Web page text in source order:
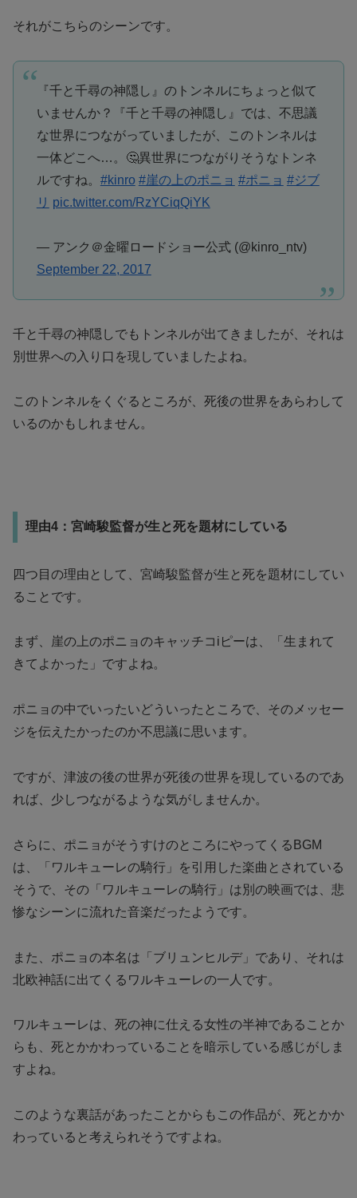
それがこちらのシーンです。
『千と千尋の神隠し』のトンネルにちょっと似て
いませんか？『千と千尋の神隠し』では、不思議
な世界につながっていましたが、このトンネルは
一体どこへ…。🤔異世界につながりそうなトンネ
ルですね。 #kinro #崖の上のポニョ #ポニョ #ジブ
リ pic.twitter.com/RzYCiqQiYK
— アンク＠金曜ロードショー公式 (@kinro_ntv)
September 22, 2017
千と千尋の神隠しでもトンネルが出てきましたが、それは
別世界への入り口を現していましたよね。
このトンネルをくぐるところが、死後の世界をあらわして
いるのかもしれません。
理由4：宮崎駿監督が生と死を題材にしている
四つ目の理由として、宮崎駿監督が生と死を題材にしてい
ることです。
まず、崖の上のポニョのキャッチコiピーは、「生まれて
きてよかった」ですよね。
ポニョの中でいったいどういったところで、そのメッセー
ジを伝えたかったのか不思議に思います。
ですが、津波の後の世界が死後の世界を現しているのであ
れば、少しつながるような気がしませんか。
さらに、ポニョがそうすけのところにやってくるBGM
は、「ワルキューレの騎行」を引用した楽曲とされている
そうで、その「ワルキューレの騎行」は別の映画では、悲
惨なシーンに流れた音楽だったようです。
また、ポニョの本名は「ブリュンヒルデ」であり、それは
北欧神話に出てくるワルキューレの一人です。
ワルキューレは、死の神に仕える女性の半神であることか
らも、死とかかわっていることを暗示している感じがしま
すよね。
このような裏話があったことからもこの作品が、死とかか
わっていると考えられそうですよね。